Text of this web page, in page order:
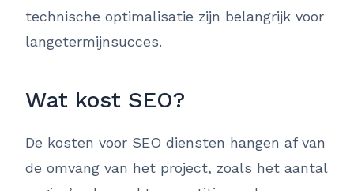
technische optimalisatie zijn belangrijk voor
langetermijnsucces.
Wat kost SEO?
De kosten voor SEO diensten hangen af van
de omvang van het project, zoals het aantal